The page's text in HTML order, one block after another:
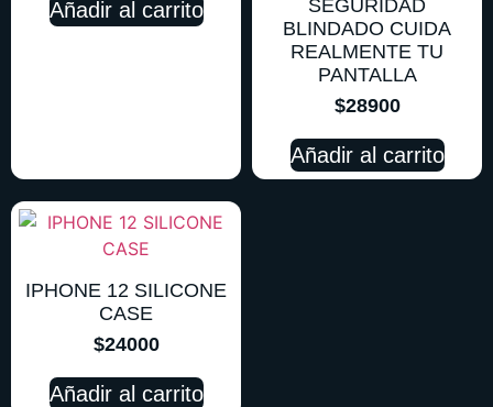
Añadir al carrito
SEGURIDAD
BLINDADO CUIDA
REALMENTE TU
PANTALLA
$28900
Añadir al carrito
IPHONE 12 SILICONE
CASE
$24000
Añadir al carrito